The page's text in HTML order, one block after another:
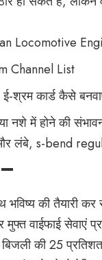
Locomotive
Channel List
श्रम कार्ड कैसे
नशे में होने की
लंबे, s-bend
–
की तैयारी कर
वाईफाई सेवाएं
की 25